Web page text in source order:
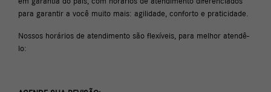
para garantir a você muito mais: agilidade, conforto e praticidade.
Nossos horários de atendimento são flexíveis, para melhor atendê-
lo: